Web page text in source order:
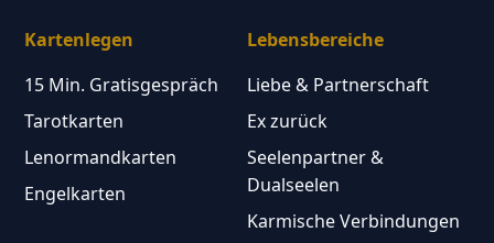
Kartenlegen
15 Min. Gratisgespräch
Tarotkarten
Lenormandkarten
Engelkarten
Lebensbereiche
Liebe & Partnerschaft
Ex zurück
Seelenpartner &
Dualseelen
Karmische Verbindungen